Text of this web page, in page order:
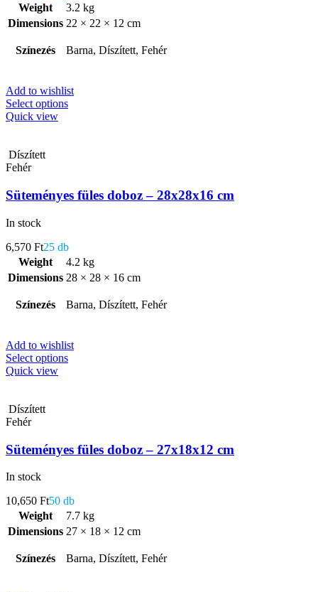
Weight
3.2 kg
Dimensions 22 × 22 × 12 cm
Színezés Barna, Díszített, Fehér
Add to wishlist
Select options
Quick view
Díszített
Fehér
Süteményes füles doboz – 28x28x16 cm
In stock
6,570 Ft25 db
Weight
4.2 kg
Dimensions 28 × 28 × 16 cm
Színezés Barna, Díszített, Fehér
Add to wishlist
Select options
Quick view
Díszített
Fehér
Süteményes füles doboz – 27x18x12 cm
In stock
10,650 Ft50 db
Weight
7.7 kg
Dimensions 27 × 18 × 12 cm
Színezés Barna, Díszített, Fehér